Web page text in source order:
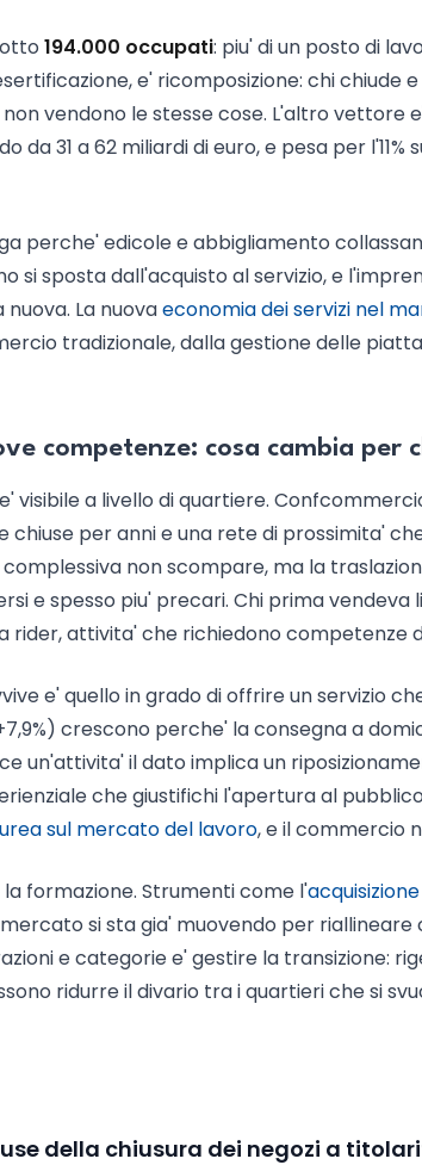
194.000 occupati: piu' di un posto di
e' ricomposizione: chi chiude
vendono le stesse cose. L'altro vettore
da 31 a 62 miliardi di euro, e pesa per l'11%
perche' edicole e abbigliamento
si sposta dall'acquisto al servizio, e
La nuovaeconomia dei servizi nel
tradizionale, dalla gestione delle
competenze: cosa cambia per
visibile a livello di quartiere.
per anni e una rete di prossimita'
non scompare, ma la
e spesso piu' precari. Chi prima
rider, attivita' che richiedono competenze
e' quello in grado di offrire un servizio
crescono perche' la consegna a
un'attivita' il dato implica un
che giustifichi l'apertura al
sul mercato del lavoro, e il commercio
formazione. Strumenti come l'
si sta gia' muovendo per
e categorie e' gestire la transizione:
ridurre il divario tra i quartieri che si
della chiusura dei negozi a